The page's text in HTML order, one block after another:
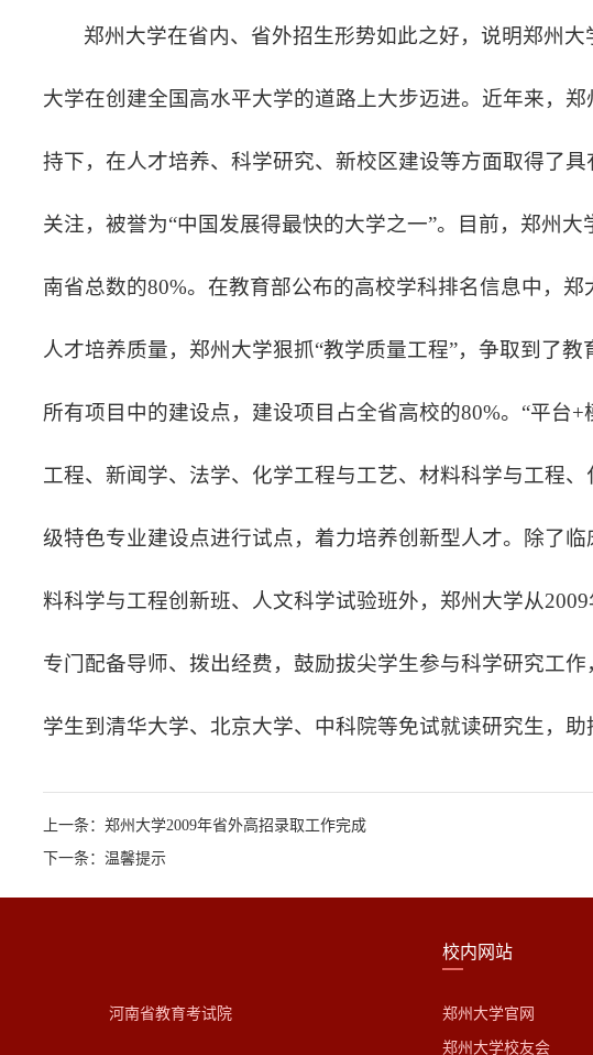
郑州大学在省内、省外招生形势如此之好，说明郑州
大学在创建全国高水平大学的道路上大步迈进。近年来，
持下，在人才培养、科学研究、新校区建设等方面取得了
关注，被誉为“中国发展得最快的大学之一”。目前，郑州
南省总数的80%。在教育部公布的高校学科排名信息中，
人才培养质量，郑州大学狠抓“教学质量工程”，争取到了
所有项目中的建设点，建设项目占全省高校的80%。“平台
工程、新闻学、法学、化学工程与工艺、材料科学与工程
级特色专业建设点进行试点，着力培养创新型人才。除了
料科学与工程创新班、人文科学试验班外，郑州大学从
专门配备导师、拨出经费，鼓励拔尖学生参与科学研究工
学生到清华大学、北京大学、中科院等免试就读研究生，助
上一条：郑州大学2009年省外高招录取工作完成
下一条：温馨提示
河南省教育考试院
校内网站
郑州大学官网
郑州大学校友会